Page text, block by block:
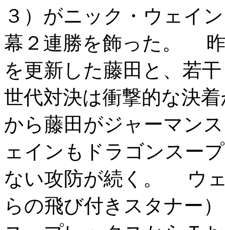
３）がニック・ウェイ
幕２連勝を飾った。 昨
を更新した藤田と、若
世代対決は衝撃的な決
から藤田がジャーマン
ェインもドラゴンスー
ない攻防が続く。 ウ
らの飛び付きスタナー